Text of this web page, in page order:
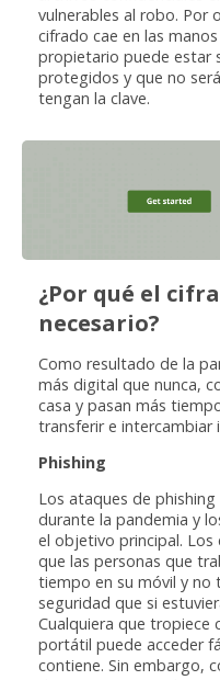
vulnerables al robo. Por
cifrado cae en las
propietario puede estar
protegidos y que no
tengan la clave.
¿Por qué el
necesario?
Como resultado de la
más digital que nunca,
casa y pasan más
transferir e intercambiar
Phishing
Los ataques de
durante la pandemia y
el objetivo principal.
que las personas que
tiempo en su móvil y no
seguridad que si
Cualquiera que
portátil puede acceder
contiene. Sin embargo,